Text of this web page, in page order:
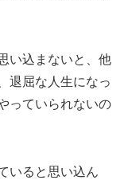
い込まないと、他
退屈な人生になっ
っていられないの
いると思い込ん